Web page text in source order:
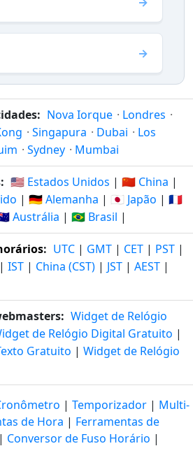
Nova Iorque · Londres ·
· Singapura · Dubai · Los
· Sydney · Mumbai
🇺🇸 Estados Unidos | 🇨🇳 China |
| 🇩🇪 Alemanha | 🇯🇵 Japão | 🇫🇷
Austrália | 🇧🇷 Brasil |
: UTC | GMT | CET | PST |
| IST | China (CST) | JST | AEST |
Widget de Relógio
de Relógio Digital Gratuito |
Gratuito | Widget de Relógio
| Temporizador | Multi-
de Hora | Ferramentas de
| Conversor de Fuso Horário |